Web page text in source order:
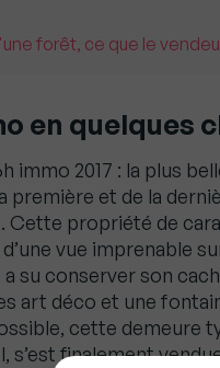
forêt, ce que le
en quelques
immo 2017 : la plus
et de la
Cette propriété de
vue imprenable
su conserver son
art déco et une
cette demeure
finalement